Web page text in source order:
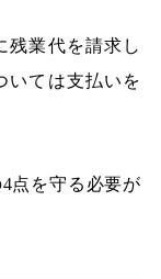
残業代を請求し
いては支払いを
点を守る必要が